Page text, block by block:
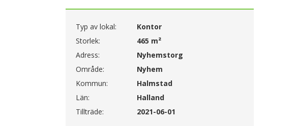
Typ av lokal:
Kontor
Storlek:
465 m²
Adress:
Nyhemstorg
Område:
Nyhem
Kommun:
Halmstad
Län:
Halland
Tillträde:
2021-06-01